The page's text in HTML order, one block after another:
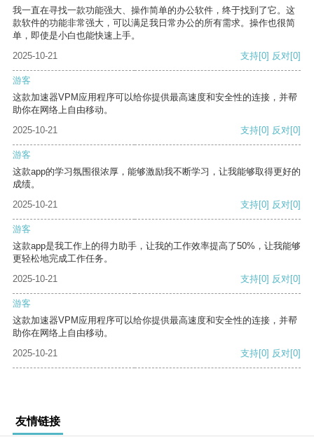
我一直在寻找一款功能强大、操作简单的办公软件，终于找到了它。这
款软件的功能非常强大，可以满足我日常办公的所有需求。操作也很简
单，即使是小白也能快速上手。
2025-10-21
支持[0] 反对[0]
游客
这款加速器VPM应用程序可以给你提供最高速度和安全性的连接，并帮
助你在网络上自由移动。
2025-10-21
支持[0] 反对[0]
游客
这款app的学习氛围很浓厚，能够激励我不断学习，让我能够取得更好的
成绩。
2025-10-21
支持[0] 反对[0]
游客
这款app是我工作上的得力助手，让我的工作效率提高了50%，让我能够
更轻松地完成工作任务。
2025-10-21
支持[0] 反对[0]
游客
这款加速器VPM应用程序可以给你提供最高速度和安全性的连接，并帮
助你在网络上自由移动。
2025-10-21
支持[0] 反对[0]
友情链接